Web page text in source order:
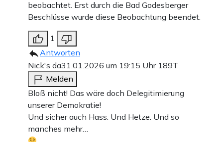
beobachtet. Erst durch die Bad Godesberger
Beschlüsse wurde diese Beobachtung beendet.
1
Antworten
Nick's da31.01.2026 um 19:15 Uhr 189T
Melden
Bloß nicht! Das wäre doch Delegitimierung
unserer Demokratie!
Und sicher auch Hass. Und Hetze. Und so
manches mehr…